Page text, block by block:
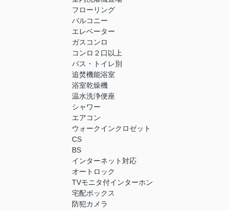
フローリング
バルコニー
エレベーター
ガスコンロ
コンロ２口以上
バス・トイレ別
追焚機能浴室
浴室乾燥機
温水洗浄便座
シャワー
エアコン
ウォークインクロゼット
CS
BS
インターネット対応
オートロック
TVモニタ付インターホン
宅配ボックス
防犯カメラ